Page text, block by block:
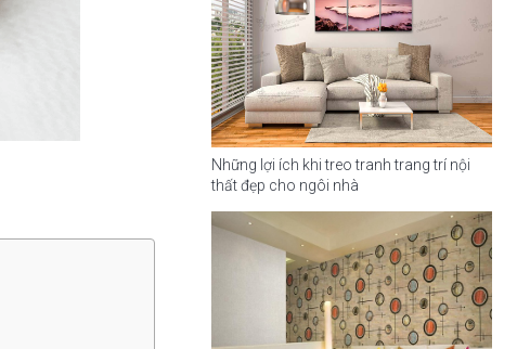
Những lợi ích khi treo tranh trang trí nội
thất đẹp cho ngôi nhà